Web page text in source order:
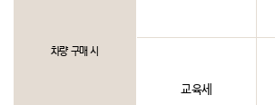
차량 구매 시
교육세